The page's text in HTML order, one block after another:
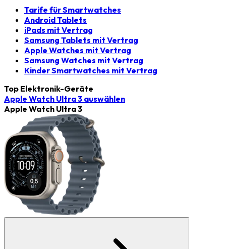
Tarife für Smartwatches
Android Tablets
iPads mit Vertrag
Samsung Tablets mit Vertrag
Apple Watches mit Vertrag
Samsung Watches mit Vertrag
Kinder Smartwatches mit Vertrag
Top Elektronik-Geräte
Apple Watch Ultra 3 auswählen
Apple Watch Ultra 3